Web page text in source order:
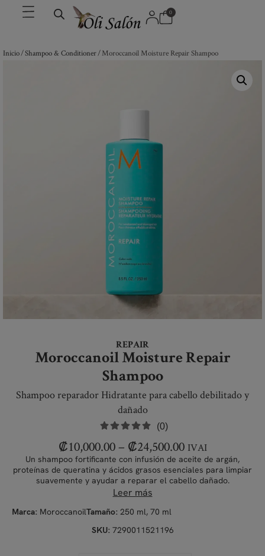
0
Inicio/Shampoo & Conditioner/ Moroccanoil Moisture Repair Shampoo
REPAIR
Moroccanoil Moisture Repair
Shampoo
Shampoo reparador Hidratante para cabello debilitado y
dañado
(0)
₡10,000.00– ₡24,500.00 IVAI
Un shampoo fortificante con infusión de aceite de argán,
proteínas de queratina y ácidos grasos esenciales para limpiar
suavemente y ayudar a reparar el cabello dañado.
Leer más
Marca: MoroccanoilTamaño: 250 ml, 70 ml
SKU: 7290011521196